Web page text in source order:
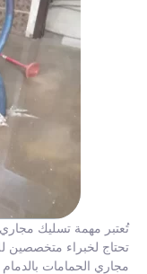
تُعتبر مهمة تسليك مجاري
تحتاج لخبراء متخصصين
مجاري الحمامات